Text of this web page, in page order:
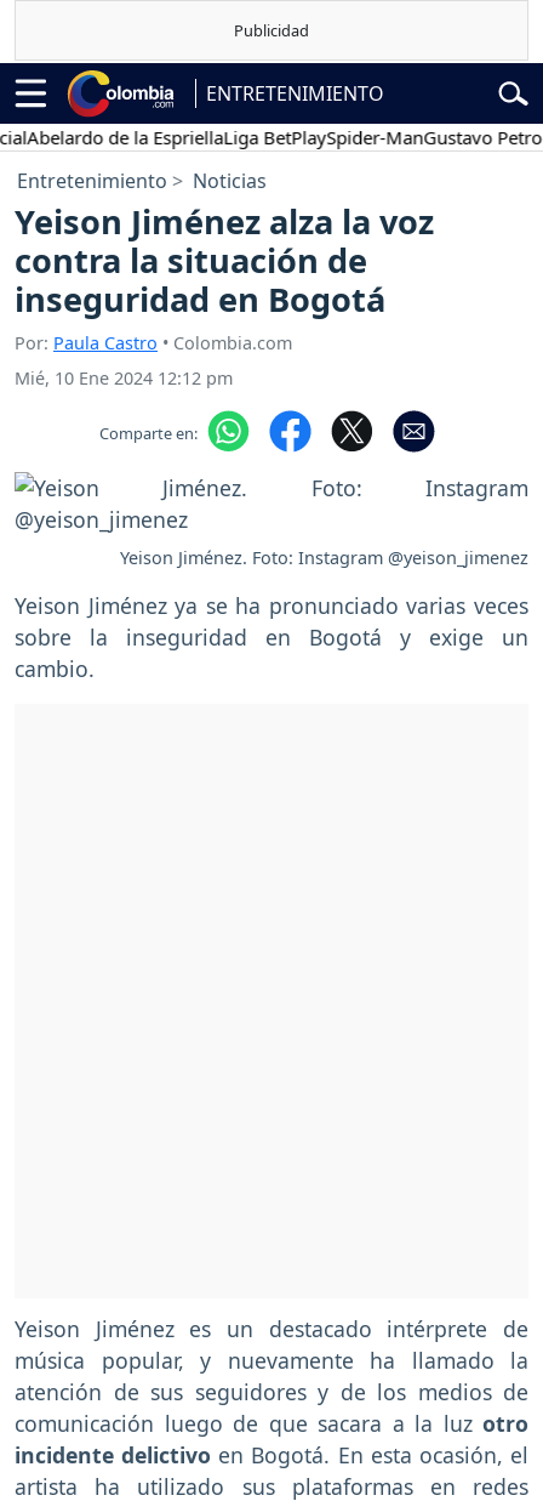
ENTRETENIMIENTO
de la EspriellaLiga BetPlaySpider-ManGustavo Petro
Entretenimiento Noticias
Yeison Jiménez alza la voz
contra la situación de
inseguridad en Bogotá
Por: Paula Castro • Colombia.com
Mié, 10 Ene 2024 12:12 pm
Comparte en:
Yeison Jiménez. Foto: Instagram @yeison_jimenez
Yeison Jiménez ya se ha pronunciado varias veces
sobre la inseguridad en Bogotá y exige un
cambio.
Yeison Jiménez es un destacado intérprete de
música popular, y nuevamente ha llamado la
atención de sus seguidores y de los medios de
comunicación luego de que sacara a la luz otro
incidente delictivo en Bogotá. En esta ocasión, el
artista ha utilizado sus plataformas en redes